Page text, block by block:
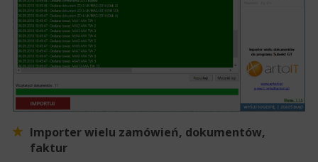
Importer wielu zamówień, dokumentów,
faktur